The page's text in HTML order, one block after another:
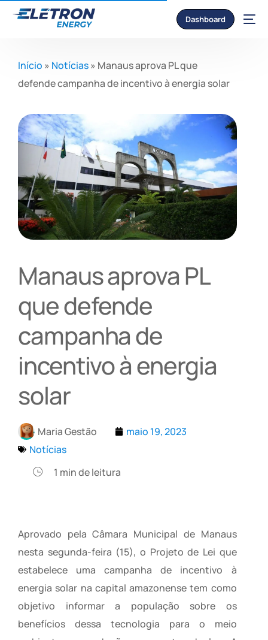
Dashboard
Início » Notícias» Manaus aprova PL que
defende campanha de incentivo à energia solar
Manaus aprova PL
que defende
campanha de
incentivo à energia
solar
Maria Gestão
maio 19, 2023
Notícias
1 min de leitura
Aprovado pela Câmara Municipal de Manaus
nesta segunda-feira (15), o Projeto de Lei que
estabelece uma campanha de incentivo à
energia solar na capital amazonense tem como
objetivo informar a população sobre os
benefícios dessa tecnologia para o meio